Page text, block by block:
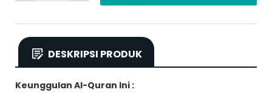
DESKRIPSI PRODUK
Keunggulan Al-Quran Ini :